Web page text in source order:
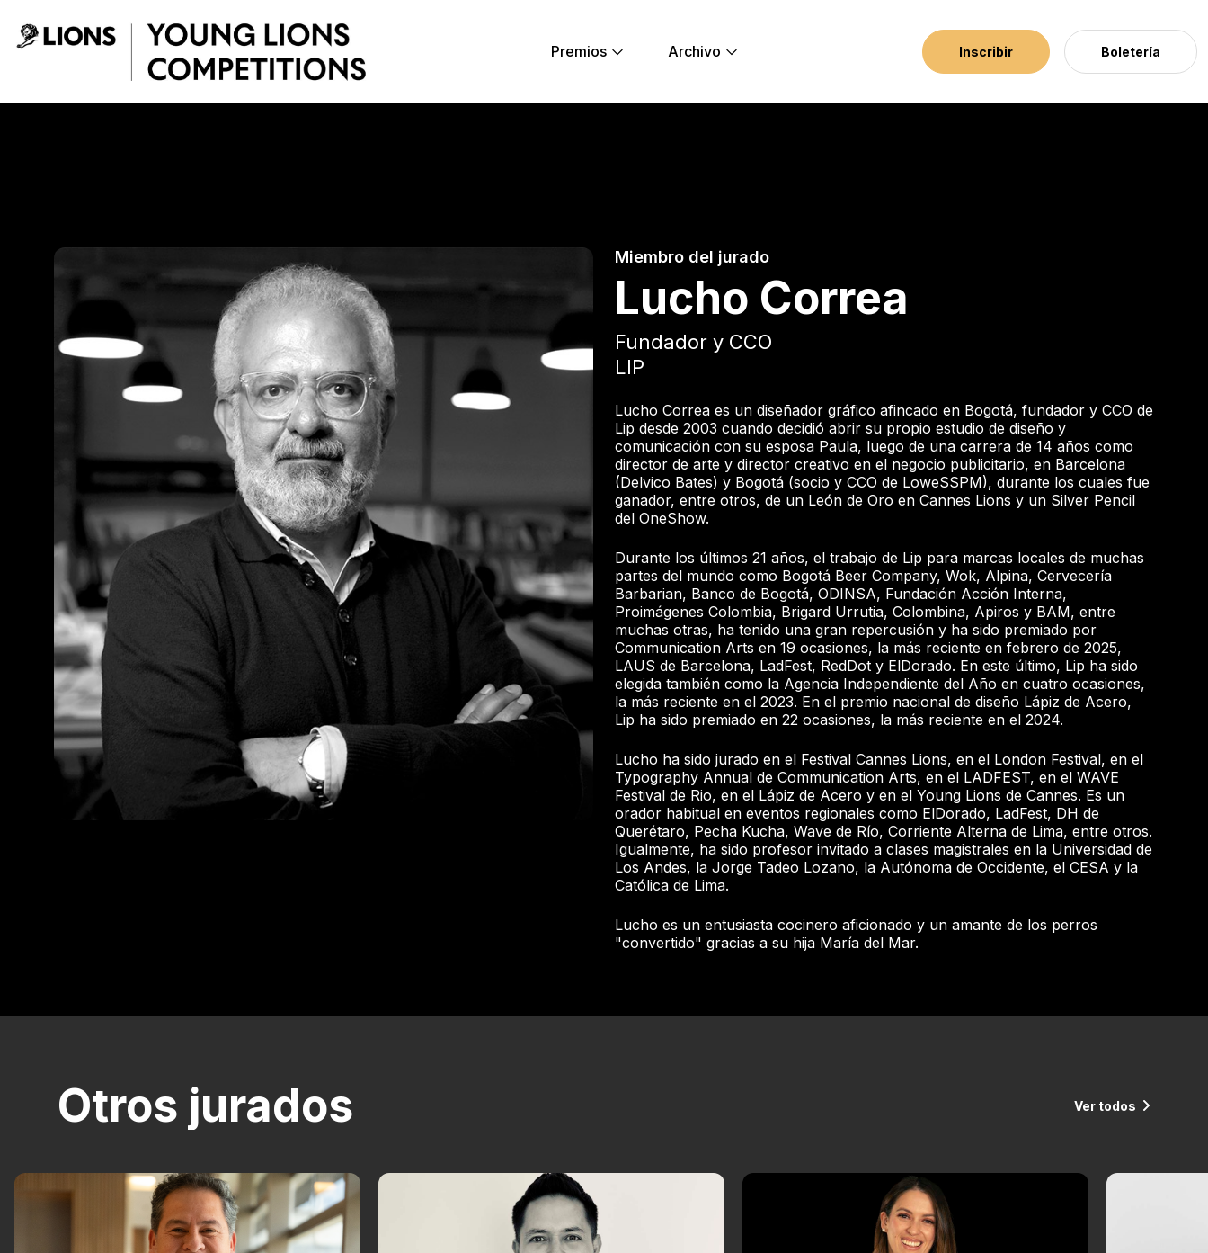
Premios
Archivo Inscribir Boletería
Miembro del jurado
Lucho Correa
Fundador y CCO
LIP
Lucho Correa es un diseñador gráfico afincado en Bogotá, fundador y CCO de
Lip desde 2003 cuando decidió abrir su propio estudio de diseño y
comunicación con su esposa Paula, luego de una carrera de 14 años como
director de arte y director creativo en el negocio publicitario, en Barcelona
(Delvico Bates) y Bogotá (socio y CCO de LoweSSPM), durante los cuales fue
ganador, entre otros, de un León de Oro en Cannes Lions y un Silver Pencil
del OneShow.
Durante los últimos 21 años, el trabajo de Lip para marcas locales de muchas
partes del mundo como Bogotá Beer Company, Wok, Alpina, Cervecería
Barbarian, Banco de Bogotá, ODINSA, Fundación Acción Interna,
Proimágenes Colombia, Brigard Urrutia, Colombina, Apiros y BAM, entre
muchas otras, ha tenido una gran repercusión y ha sido premiado por
Communication Arts en 19 ocasiones, la más reciente en febrero de 2025,
LAUS de Barcelona, LadFest, RedDot y ElDorado. En este último, Lip ha sido
elegida también como la Agencia Independiente del Año en cuatro ocasiones,
la más reciente en el 2023. En el premio nacional de diseño Lápiz de Acero,
Lip ha sido premiado en 22 ocasiones, la más reciente en el 2024.
Lucho ha sido jurado en el Festival Cannes Lions, en el London Festival, en el
Typography Annual de Communication Arts, en el LADFEST, en el WAVE
Festival de Rio, en el Lápiz de Acero y en el Young Lions de Cannes. Es un
orador habitual en eventos regionales como ElDorado, LadFest, DH de
Querétaro, Pecha Kucha, Wave de Río, Corriente Alterna de Lima, entre otros.
Igualmente, ha sido profesor invitado a clases magistrales en la Universidad de
Los Andes, la Jorge Tadeo Lozano, la Autónoma de Occidente, el CESA y la
Católica de Lima.
Lucho es un entusiasta cocinero aficionado y un amante de los perros
"convertido" gracias a su hija María del Mar.
Otros jurados Ver todos